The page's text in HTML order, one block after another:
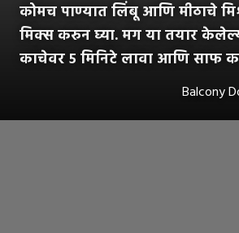
कोमच पाण्यात लिंबू आणि मीठाचे
मिक्स करुन घ्या. मग या तयार
काचेवर ५ मिनिटे लावा आणि साफ
Balcony